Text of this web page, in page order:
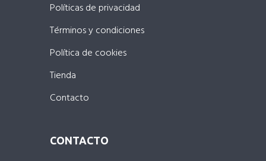
Políticas de privacidad
Términos y condiciones
Política de cookies
Tienda
Contacto
CONTACTO